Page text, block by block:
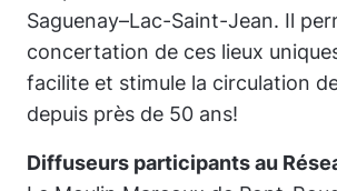
Saguenay–Lac-Saint-Jean. Il
concertation de ces lieux
facilite et stimule la circulation
depuis près de 50 ans!
Diffuseurs participants au